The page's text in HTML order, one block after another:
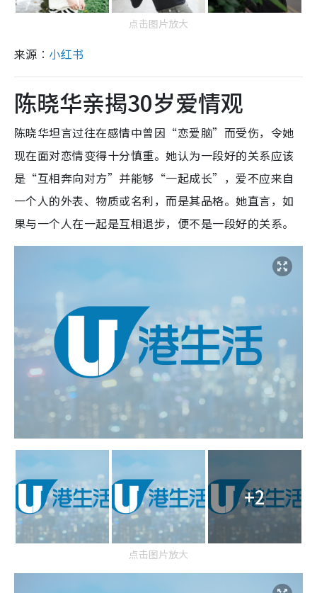
点击图片放大
来源︰ 小红书
陈晓华亲揭30岁爱情观
陈晓华坦言过往在感情中曾因“恋爱脑”而受伤，令她
现在面对恋情变得十分慎重。她认为一段好的关系应该
是“互相奔向对方”并能够“一起成长”，爱不应来自
一个人的外表、物质或名利，而是其品格。她直言，如
果与一个人在一起是互相退步，便不是一段好的关系。
+2
点击图片放大